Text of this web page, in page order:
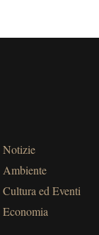
Notizie
Ambiente
Cultura ed Eventi
Economia